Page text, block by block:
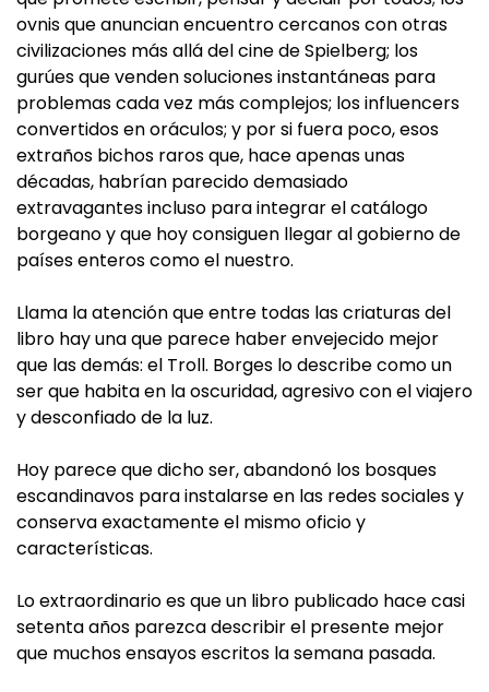
ovnis que anuncian encuentro cercanos con otras
civilizaciones más allá del cine de Spielberg; los
gurúes que venden soluciones instantáneas para
problemas cada vez más complejos; los influencers
convertidos en oráculos; y por si fuera poco, esos
extraños bichos raros que, hace apenas unas
décadas, habrían parecido demasiado
extravagantes incluso para integrar el catálogo
borgeano y que hoy consiguen llegar al gobierno de
países enteros como el nuestro.
Llama la atención que entre todas las criaturas del
libro hay una que parece haber envejecido mejor
que las demás: el Troll. Borges lo describe como un
ser que habita en la oscuridad, agresivo con el viajero
y desconfiado de la luz.
Hoy parece que dicho ser, abandonó los bosques
escandinavos para instalarse en las redes sociales y
conserva exactamente el mismo oficio y
características.
Lo extraordinario es que un libro publicado hace casi
setenta años parezca describir el presente mejor
que muchos ensayos escritos la semana pasada.